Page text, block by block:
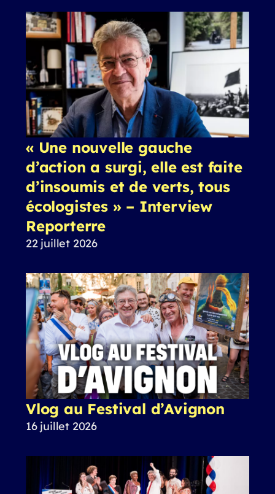
« Une nouvelle gauche
d’action a surgi, elle est faite
d’insoumis et de verts, tous
écologistes » – Interview
Reporterre
22 juillet 2026
Vlog au Festival d’Avignon
16 juillet 2026